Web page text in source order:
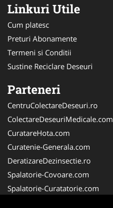
Linkuri Utile
Cum platesc
Preturi Abonamente
Termeni si Conditii
Sustine Reciclare Deseuri
Parteneri
CentruColectareDeseuri.ro
ColectareDeseuriMedicale.com
CuratareHota.com
Curatenie-Generala.com
DeratizareDezinsectie.ro
Spalatorie-Covoare.com
Spalatorie-Curatatorie.com